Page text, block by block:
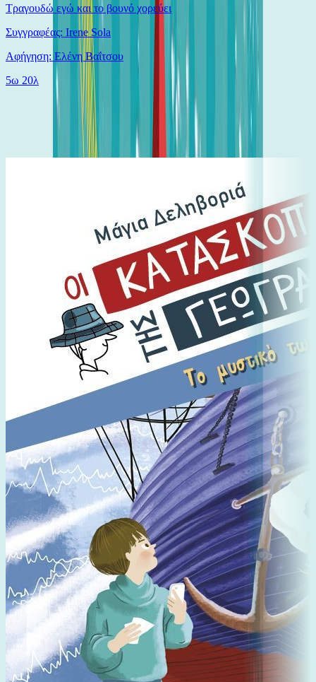
Τραγουδώ εγώ και το βουνό χορεύει
Συγγραφέας: Irene Sola
Αφήγηση: Ελένη Βαΐτσου
5ω 20λ
Παρόμοιες επιλογές